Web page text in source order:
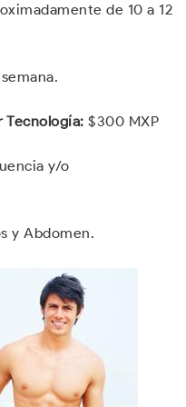
de 10 a 12
Tecnología: $300 MXP
y/o
y Abdomen.